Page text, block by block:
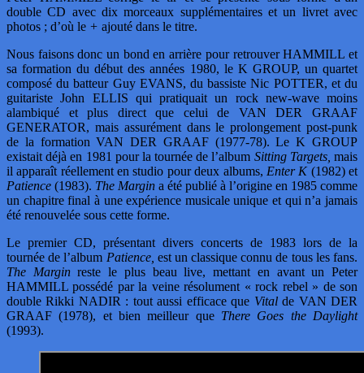
double CD avec dix morceaux supplémentaires et un livret avec
photos ; d’où le + ajouté dans le titre.
Nous faisons donc un bond en arrière pour retrouver HAMMILL et
sa formation du début des années 1980, le K GROUP, un quartet
composé du batteur Guy EVANS, du bassiste Nic POTTER, et du
guitariste John ELLIS qui pratiquait un rock new-wave moins
alambiqué et plus direct que celui de VAN DER GRAAF
GENERATOR, mais assurément dans le prolongement post-punk
de la formation VAN DER GRAAF (1977-78). Le K GROUP
existait déjà en 1981 pour la tournée de l’album Sitting Targets, mais
il apparaît réellement en studio pour deux albums, Enter K(1982) et
Patience (1983). The Margin a été publié à l’origine en 1985 comme
un chapitre final à une expérience musicale unique et qui n’a jamais
été renouvelée sous cette forme.
Le premier CD, présentant divers concerts de 1983 lors de la
tournée de l’album Patience, est un classique connu de tous les fans.
The Marginreste le plus beau live, mettant en avant un Peter
HAMMILL possédé par la veine résolument « rock rebel » de son
double Rikki NADIR : tout aussi efficace que Vitalde VAN DER
GRAAF (1978), et bien meilleur que There Goes the Daylight
(1993).